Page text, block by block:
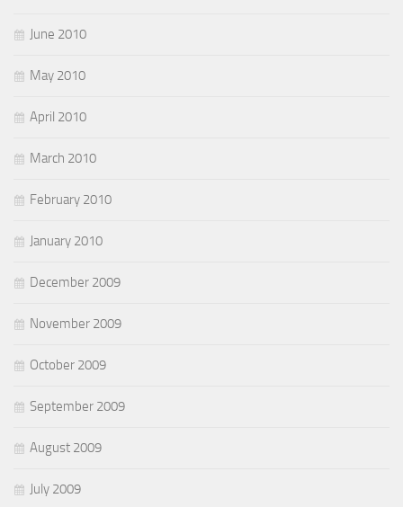
June 2010
May 2010
April 2010
March 2010
February 2010
January 2010
December 2009
November 2009
October 2009
September 2009
August 2009
July 2009